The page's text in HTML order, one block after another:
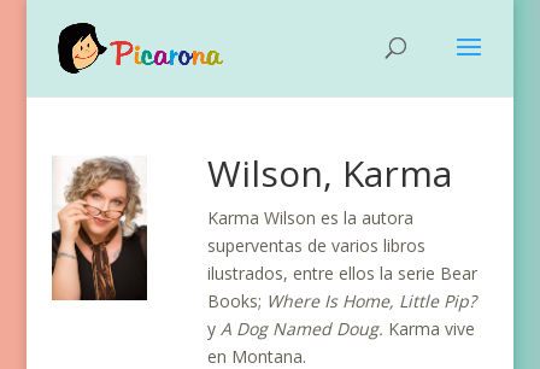
Wilson, Karma
Karma Wilson es la autora
superventas de varios libros
ilustrados, entre ellos la serie Bear
Books; Where Is Home, Little Pip?
yA Dog Named Doug. Karma vive
en Montana.